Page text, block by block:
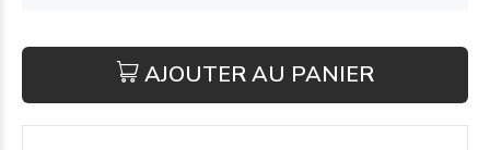
AJOUTER AU PANIER